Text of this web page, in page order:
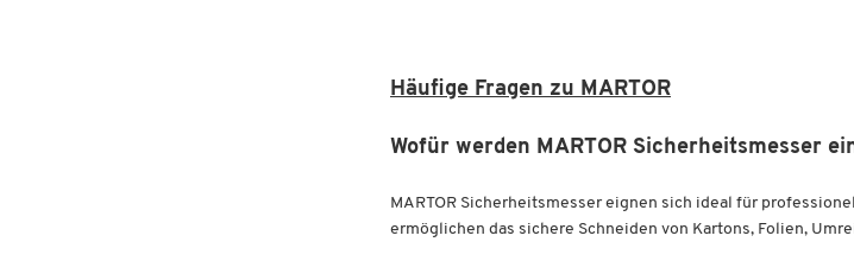
Häufige Fragen zu MARTOR
Wofür werden MARTOR Sicherheitsmesser
MARTOR Sicherheitsmesser eignen sich ideal für
ermöglichen das sichere Schneiden von Kartons, Folien,